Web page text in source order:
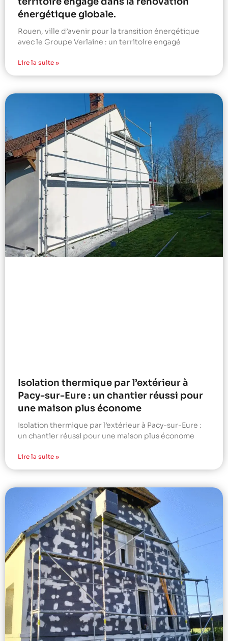
énergétique globale.
Rouen, ville d’avenir pour la transition énergétique
avec le Groupe Verlaine : un territoire engagé
Lire la suite »
Isolation thermique par l’extérieur à
Pacy-sur-Eure : un chantier réussi pour
une maison plus économe
Isolation thermique par l’extérieur à Pacy-sur-Eure :
un chantier réussi pour une maison plus économe
Lire la suite »